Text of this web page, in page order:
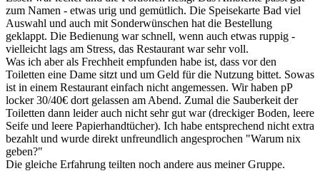
zum Namen - etwas urig und gemütlich. Die Speisekarte Bad viel
Auswahl und auch mit Sonderwünschen hat die Bestellung
geklappt. Die Bedienung war schnell, wenn auch etwas ruppig -
vielleicht lags am Stress, das Restaurant war sehr voll.
Was ich aber als Frechheit empfunden habe ist, dass vor den
Toiletten eine Dame sitzt und um Geld für die Nutzung bittet. Sowas
ist in einem Restaurant einfach nicht angemessen. Wir haben pP
locker 30/40€ dort gelassen am Abend. Zumal die Sauberkeit der
Toiletten dann leider auch nicht sehr gut war (dreckiger Boden, leere
Seife und leere Papierhandtücher). Ich habe entsprechend nicht extra
bezahlt und wurde direkt unfreundlich angesprochen "Warum nix
geben?"
Die gleiche Erfahrung teilten noch andere aus meiner Gruppe.